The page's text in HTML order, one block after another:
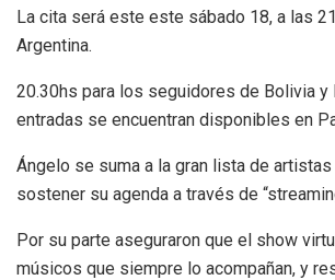
La cita será este este sábado 18, a las
Argentina.
20.30hs para los seguidores de Bolivia y
entradas se encuentran disponibles en
Ángelo se suma a la gran lista de
sostener su agenda a través de
Por su parte aseguraron que el show
músicos que siempre lo acompañan, y